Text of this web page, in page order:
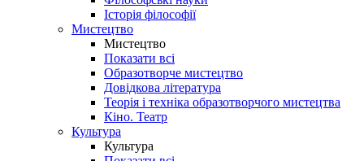
Історія філософії
Мистецтво
Мистецтво
Показати всі
Образотворче мистецтво
Довідкова література
Теорія і техніка образотворчого мистецтва
Кіно. Театр
Культура
Культура